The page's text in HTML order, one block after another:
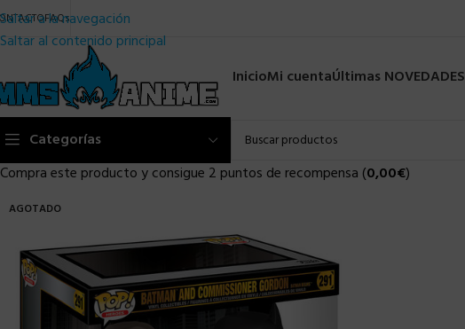
Saltar a la navegación
Saltar al contenido principal
FAQs
InicioMi cuentaÚltimas NOVEDADES
Categorías
Compra este producto y consigue 2 puntos de recompensa (0,00€)
AGOTADO